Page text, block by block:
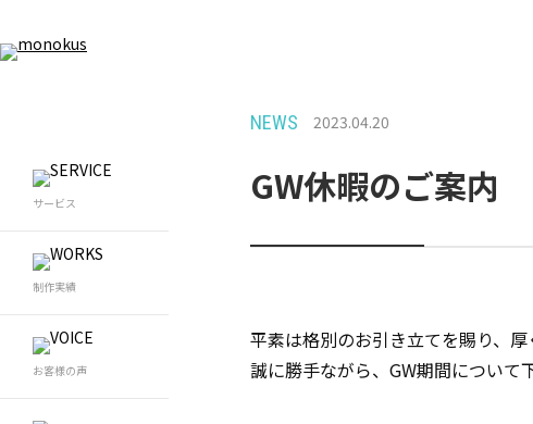
サービス
制作実績
お客様の声
WEB制作
ホームページ制作
メディアサイト制作
グラフィックデザイン
ホームページリニューアル
WEBシステ
マーケティ
NEWS 2023.04.20
GW休暇のご案内
平素は格別のお引き立てを賜り、厚
誠に勝手ながら、GW期間について